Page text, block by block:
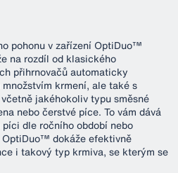
pohonu v zařízení OptiDuo™
na rozdíl od klasického
přihrnovačů automaticky
krmení, ale také s
jakéhokoliv typu směsné
nebo čerstvé píce. To vám dává
dle ročního období nebo
OptiDuo™ dokáže efektivně
i takový typ krmiva, se kterým se